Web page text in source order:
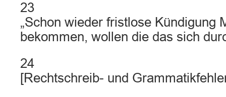
23
„Schon wieder fristlose Kündigung
bekommen, wollen die das sich
24
[Rechtschreib- und